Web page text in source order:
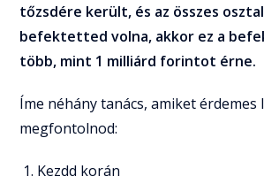
tőzsdére került, és az összes
befektetted volna, akkor ez a
több, mint 1 milliárd forintot érne.
Íme néhány tanács, amiket érdemes
megfontolnod:
Kezdd korán